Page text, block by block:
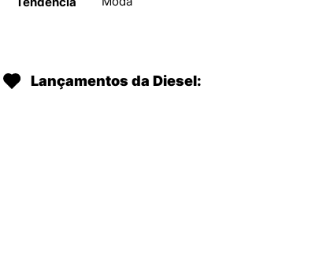
Lançamentos da Diesel: